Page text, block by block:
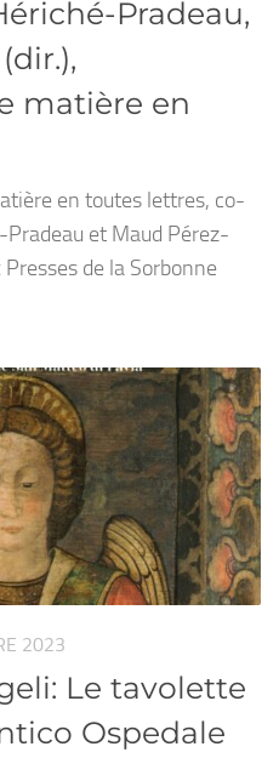
Pradeau,
matière en
en toutes lettres, co-
et Maud Pérez-
de la Sorbonne
2023
Le tavolette
Ospedale